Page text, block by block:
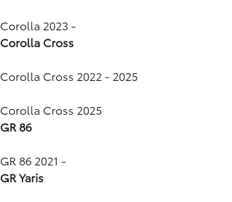
Corolla 2023 -
Corolla Cross
Corolla Cross 2022 - 2025
Corolla Cross 2025
GR 86
GR 86 2021 -
GR Yaris